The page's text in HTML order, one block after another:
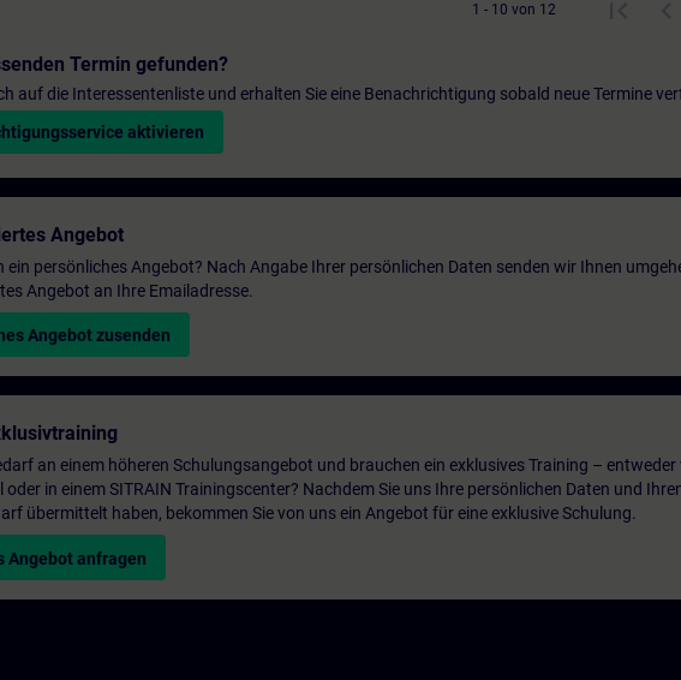
1 - 10 von 12
Termin gefunden?
auf die Interessentenliste und erhalten Sie eine Benachrichtigung sobald neue Termine
aktivieren
Angebot
ein persönliches Angebot? Nach Angabe Ihrer persönlichen Daten senden wir Ihnen
Angebot an Ihre Emailadresse.
Angebot zusenden
an einem höheren Schulungsangebot und brauchen ein exklusives Training – entweder
oder in einem SITRAIN Trainingscenter? Nachdem Sie uns Ihre persönlichen Daten und
übermittelt haben, bekommen Sie von uns ein Angebot für eine exklusive Schulung.
Angebot anfragen